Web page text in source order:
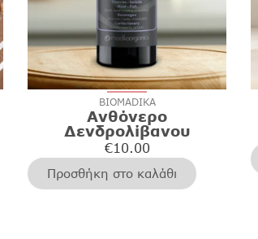
BIOMADIKA
Ανθόνερο
Δενδρολίβανου
€10.00
Προσθήκη στο καλάθι